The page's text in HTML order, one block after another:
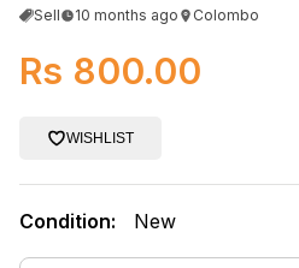
Sell 10 months ago Colombo
Rs 800.00
WISHLIST
Condition: New